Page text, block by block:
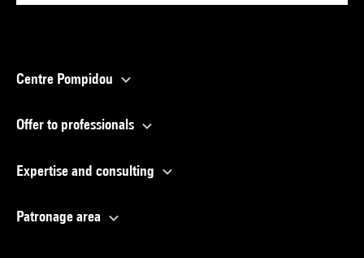
Centre Pompidou
Offer to professionals
Expertise and consulting
Patronage area